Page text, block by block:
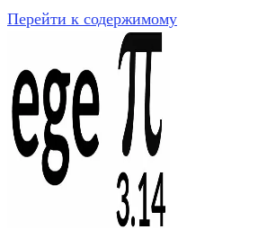
Перейти к содержимому